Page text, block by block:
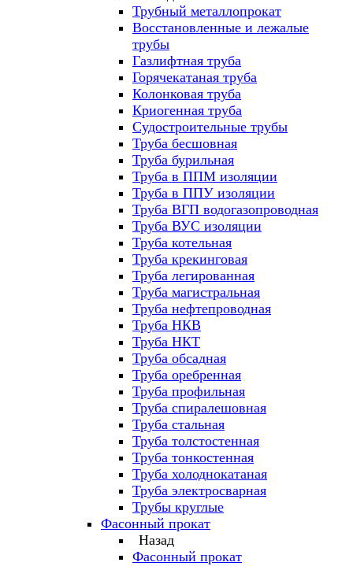
Трубный металлопрокат
Восстановленные и лежалые
трубы
Газлифтная труба
Горячекатаная труба
Колонковая труба
Криогенная труба
Судостроительные трубы
Труба бесшовная
Труба бурильная
Труба в ППМ изоляции
Труба в ППУ изоляции
Труба ВГП водогазопроводная
Труба ВУС изоляции
Труба котельная
Труба крекинговая
Труба легированная
Труба магистральная
Труба нефтепроводная
Труба НКВ
Труба НКТ
Труба обсадная
Труба оребренная
Труба профильная
Труба спиралешовная
Труба стальная
Труба толстостенная
Труба тонкостенная
Труба холоднокатаная
Труба электросварная
Трубы круглые
Фасонный прокат
Назад
Фасонный прокат